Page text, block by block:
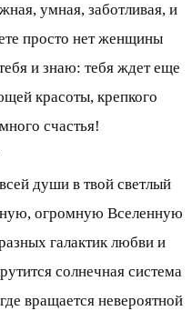
умная, заботливая, и
просто нет женщины
и знаю: тебя ждет еще
красоты, крепкого
счастья!
души в твой светлый
огромную Вселенную
галактик любви и
солнечная система
вращается невероятной